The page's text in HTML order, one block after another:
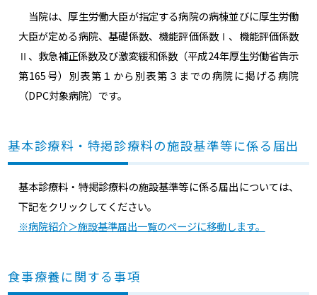
当院は、厚生労働大臣が指定する病院の病棟並びに厚生労働
大臣が定める病院、基礎係数、機能評価係数Ⅰ、機能評価係数
Ⅱ、救急補正係数及び激変緩和係数（平成24年厚生労働省告示
第165号）別表第１から別表第３までの病院に掲げる病院
（DPC対象病院）です。
基本診療料・特掲診療料の施設基準等に係る届出
基本診療料・特掲診療料の施設基準等に係る届出については、
下記をクリックしてください。
※病院紹介＞施設基準届出一覧のページに移動します。
食事療養に関する事項